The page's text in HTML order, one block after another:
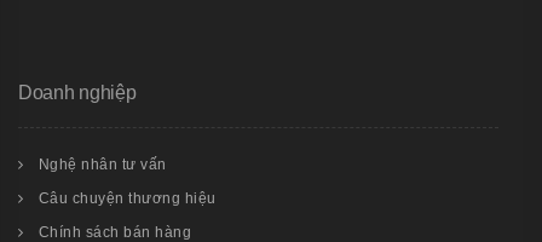
Doanh nghiệp
Nghệ nhân tư vấn
Câu chuyện thương hiệu
Chính sách bán hàng